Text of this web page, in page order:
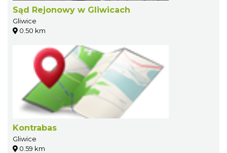
Sąd Rejonowy w Gliwicach
Gliwice
0.50 km
Kontrabas
Gliwice
0.59 km